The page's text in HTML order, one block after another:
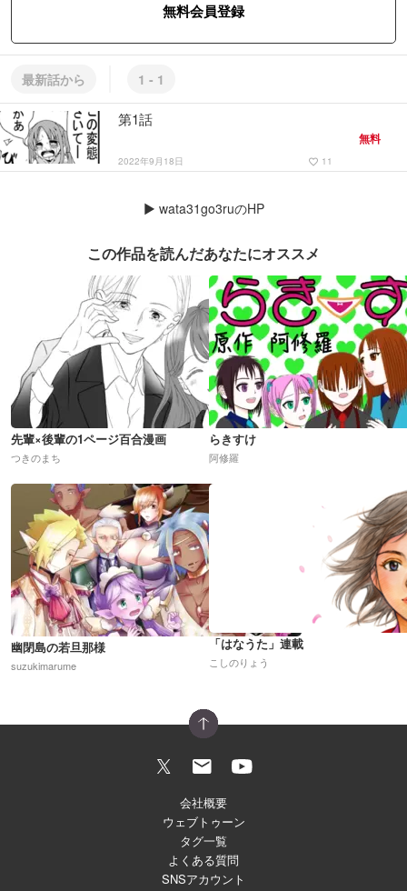
無料会員登録
最新話から 1 - 1
第1話
2022年9月18日 favorite_border 11
無料
▶ wata31go3ruのHP
この作品を読んだあなたにオススメ
先輩×後輩の1ページ百合漫画
つきのまち
らきすけ
阿修羅
幽閉島の若旦那様
suzukimarume
「はなうた」連載
こしのりょう
会社概要
ウェブトゥーン
タグ一覧
よくある質問
SNSアカウント